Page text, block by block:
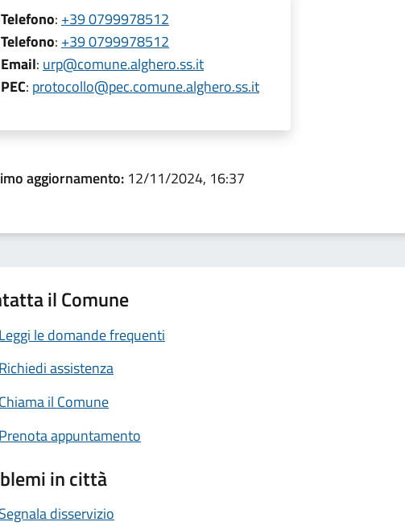
Telefono: +39 0799978512
Telefono: +39 0799978512
Email: urp@comune.alghero.ss.it
PEC: protocollo@pec.comune.alghero.ss.it
aggiornamento: 12/11/2024, 16:37
il Comune
le domande frequenti
assistenza
il Comune
appuntamento
in città
disservizio